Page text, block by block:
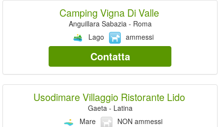
Camping Vigna Di Valle
Anguillara Sabazia - Roma
Lago
ammessi
Contatta
Usodimare Villaggio Ristorante Lido
Gaeta - Latina
Mare
NON ammessi